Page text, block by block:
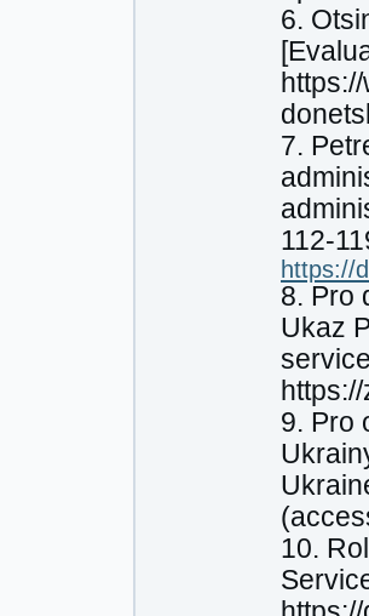
6.
7.
112-
https://
8. Pro
Ukaz
9. Pro
10.